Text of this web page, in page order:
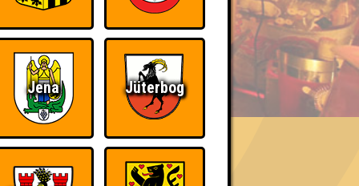
UNS
«
Jena Jüterbog